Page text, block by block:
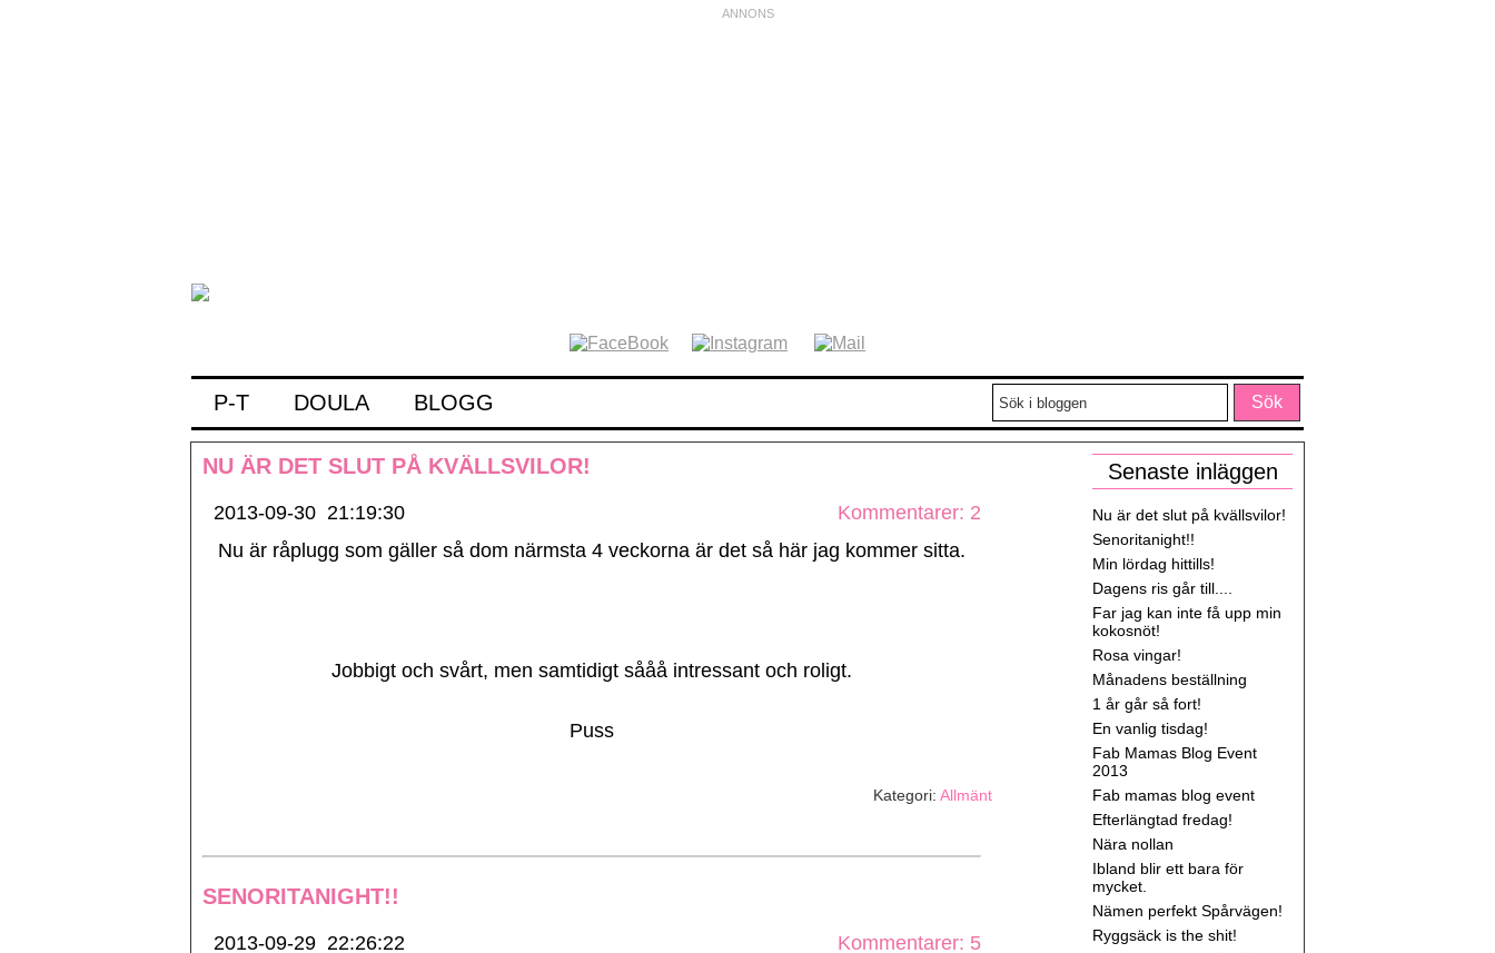
P-T DOULA BLOGG
NU ÄR DET SLUT PÅ KVÄLLSVILOR!
2013-09-30 21:19:30
Kommentarer: 2
Nu är råplugg som gäller så dom närmsta 4 veckorna är det så här jag kommer sitta.
Jobbigt och svårt, men samtidigt sååå intressant och roligt.
Puss
Kategori: Allmänt
SENORITANIGHT!!
2013-09-29 22:26:22
Kommentarer: 5
Senaste inläggen
Nu är det slut på kvällsvilor!
Senoritanight!!
Min lördag hittills!
Dagens ris går till....
Far jag kan inte få upp min
kokosnöt!
Rosa vingar!
Månadens beställning
1 år går så fort!
En vanlig tisdag!
Fab Mamas Blog Event
2013
Fab mamas blog event
Efterlängtad fredag!
Nära nollan
Ibland blir ett bara för
mycket.
Nämen perfekt Spårvägen!
Ryggsäck is the shit!